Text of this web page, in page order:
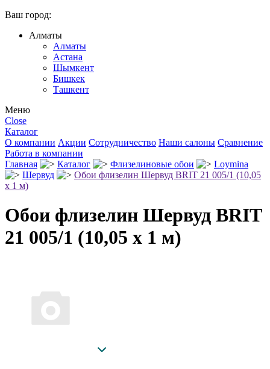
Ваш город:
Алматы
Алматы
Астана
Шымкент
Бишкек
Ташкент
Меню
Close
Каталог
О компании Акции Сотрудничество Наши салоны Сравнение
Работа в компании
Главная
Каталог Флизелиновые обои
Loymina
Шервуд
Обои флизелин Шервуд BRIT 21 005/1 (10,05
х 1 м)
Обои флизелин Шервуд BRIT
21 005/1 (10,05 х 1 м)